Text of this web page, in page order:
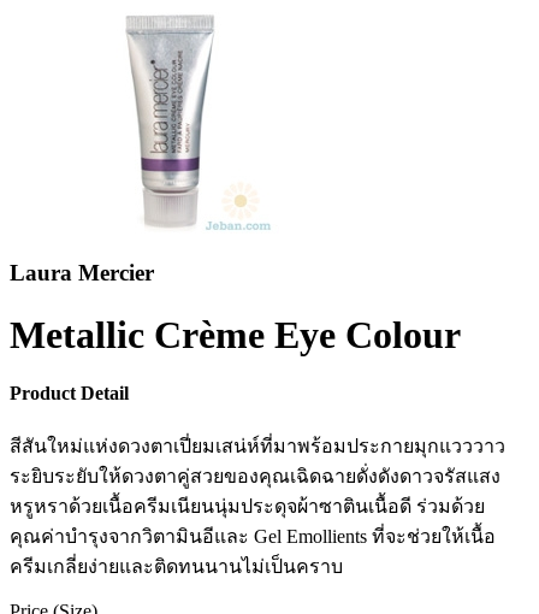
Laura Mercier
Metallic Crème Eye Colour
Product Detail
สีสันใหม่แห่งดวงตาเปี่ยมเสน่ห์ที่มาพร้อมประกายมุกแวววาว
ระยิบระยับให้ดวงตาคู่สวยของคุณเฉิดฉายดั่งดังดาวจรัสแสง
หรูหราด้วยเนื้อครีมเนียนนุ่มประดุจผ้าซาตินเนื้อดี ร่วมด้วย
คุณค่าบำรุงจากวิตามินอีและ Gel Emollients ที่จะช่วยให้เนื้อ
ครีมเกลี่ยง่ายและติดทนนานไม่เป็นคราบ